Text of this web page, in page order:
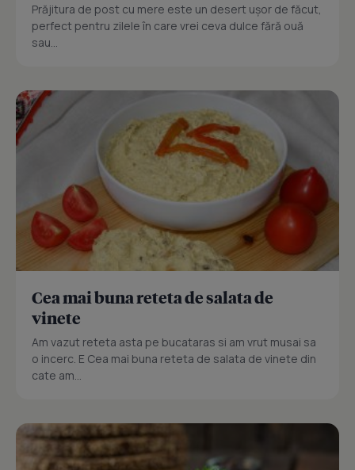
Prăjitura de post cu mere este un desert ușor de făcut,
perfect pentru zilele în care vrei ceva dulce fără ouă
sau...
Cea mai buna reteta de salata de
vinete
Am vazut reteta asta pe bucataras si am vrut musai sa
o incerc. E Cea mai buna reteta de salata de vinete din
cate am...